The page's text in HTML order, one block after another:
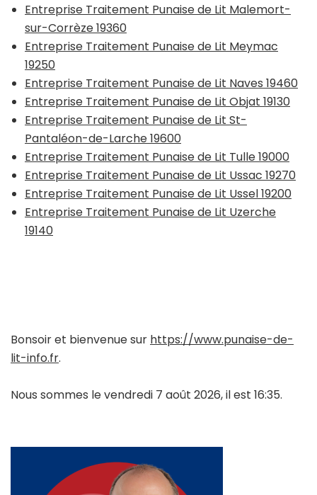
Entreprise Traitement Punaise de Lit Malemort-
sur-Corrèze 19360
Entreprise Traitement Punaise de Lit Meymac
19250
Entreprise Traitement Punaise de Lit Naves 19460
Entreprise Traitement Punaise de Lit Objat 19130
Entreprise Traitement Punaise de Lit St-
Pantaléon-de-Larche 19600
Entreprise Traitement Punaise de Lit Tulle 19000
Entreprise Traitement Punaise de Lit Ussac 19270
Entreprise Traitement Punaise de Lit Ussel 19200
Entreprise Traitement Punaise de Lit Uzerche
19140
Bonsoir et bienvenue sur https://www.punaise-de-
lit-info.fr.
Nous sommes le vendredi 7 août 2026, il est 16:35.